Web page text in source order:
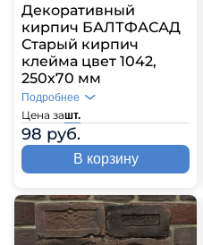
Декоративный
кирпич БАЛТФАСАД
Старый кирпич
клейма цвет 1042,
250х70 мм
Цена зашт.
98 руб.
Подробнее
В корзину